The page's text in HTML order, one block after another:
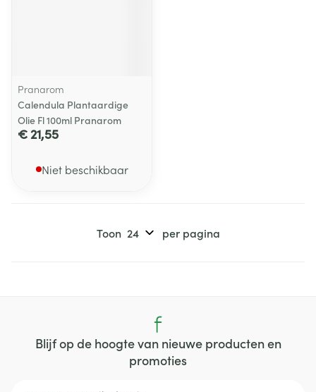
Pranarom
Calendula Plantaardige
Olie Fl 100ml Pranarom
€ 21,55
Niet beschikbaar
Toon per pagina
Blijf op de hoogte van nieuwe producten en
promoties